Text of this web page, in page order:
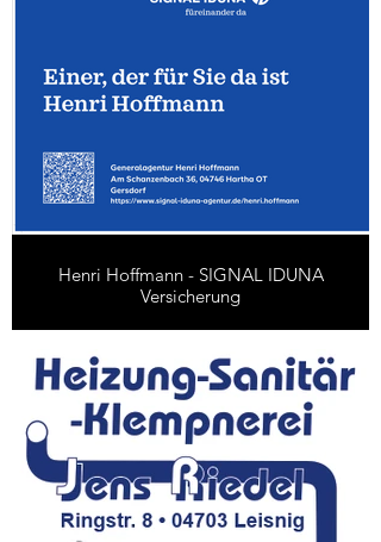
Henri Hoffmann - SIGNAL IDUNA
Versicherung